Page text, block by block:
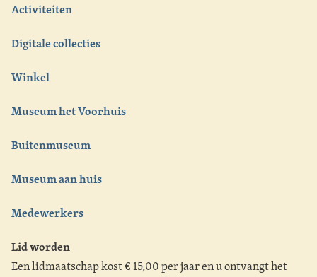
Activiteiten
Digitale collecties
Winkel
Museum het Voorhuis
Buitenmuseum
Museum aan huis
Medewerkers
Lid worden
Een lidmaatschap kost € 15,00 per jaar en u ontvangt het